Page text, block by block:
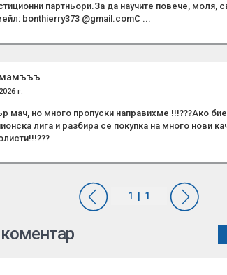
партньори.За да научите повече, моля,
bonthierry373 @gmail.comС ...
г.
мач, но много пропуски направихме !!!???Ако
лига и разбира се покупка на много нови